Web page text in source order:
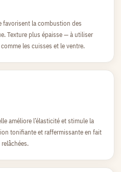
favorisent la combustion des
Texture plus épaisse — à utiliser
les cuisses et le ventre.
améliore l’élasticité et stimule la
tonifiante et raffermissante en fait